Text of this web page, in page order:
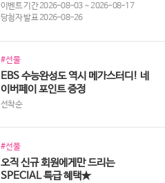
이벤트 기간 2026-08-03 ~ 2026-08-17
당첨자 발표 2026-08-26
#선물
EBS 수능완성도 역시 메가스터디! 네
이버페이 포인트 증정
선착순
#선물
오직 신규 회원에게만 드리는
SPECIAL 특급 혜택★